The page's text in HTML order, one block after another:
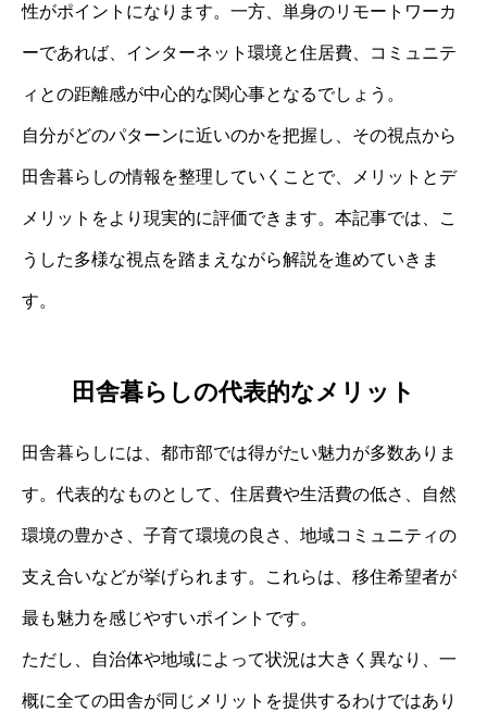
性がポイントになります。一方、単身のリモートワーカ
ーであれば、インターネット環境と住居費、コミュニテ
ィとの距離感が中心的な関心事となるでしょう。
自分がどのパターンに近いのかを把握し、その視点から
田舎暮らしの情報を整理していくことで、メリットとデ
メリットをより現実的に評価できます。本記事では、こ
うした多様な視点を踏まえながら解説を進めていきま
す。
田舎暮らしの代表的なメリット
田舎暮らしには、都市部では得がたい魅力が多数ありま
す。代表的なものとして、住居費や生活費の低さ、自然
環境の豊かさ、子育て環境の良さ、地域コミュニティの
支え合いなどが挙げられます。これらは、移住希望者が
最も魅力を感じやすいポイントです。
ただし、自治体や地域によって状況は大きく異なり、一
概に全ての田舎が同じメリットを提供するわけではあり